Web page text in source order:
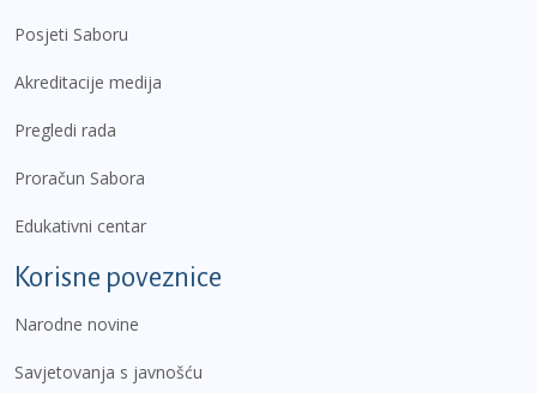
Posjeti Saboru
Akreditacije medija
Pregledi rada
Proračun Sabora
Edukativni centar
Korisne poveznice
Narodne novine
Savjetovanja s javnošću